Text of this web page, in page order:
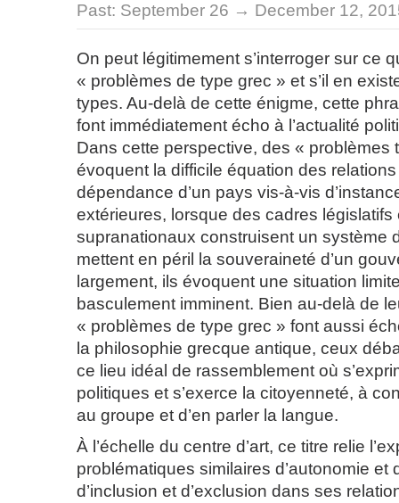
Past: September 26 → December 12,
On peut légitimement s’interroger sur ce
« problèmes de type grec » et s’il en
types. Au-delà de cette énigme, cette
font immédiatement écho à l’actualité
Dans cette perspective, des « problèmes
évoquent la difficile équation des relations
dépendance d’un pays vis-à-vis
extérieures, lorsque des cadres
supranationaux construisent un système
mettent en péril la souveraineté d’un
largement, ils évoquent une situation
basculement imminent. Bien au-delà de
« problèmes de type grec » font aussi
la philosophie grecque antique, ceux
ce lieu idéal de rassemblement où
politiques et s’exerce la citoyenneté, à
au groupe et d’en parler la langue.
À l’échelle du centre d’art, ce titre relie
problématiques similaires d’autonomie et
d’inclusion et d’exclusion dans ses